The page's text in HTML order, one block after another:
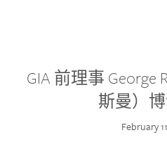
GIA 前理事 George
斯曼）
February